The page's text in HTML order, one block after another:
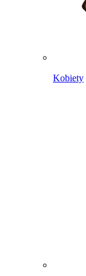
Kobiety